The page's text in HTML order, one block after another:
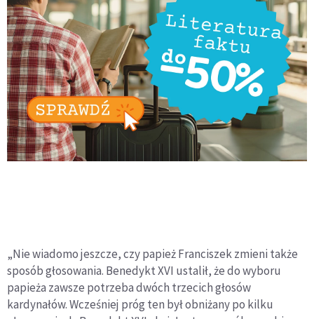
„Nie wiadomo jeszcze, czy papież Franciszek zmieni także
sposób głosowania. Benedykt XVI ustalił, że do wyboru
papieża zawsze potrzeba dwóch trzecich głosów
kardynałów. Wcześniej próg ten był obniżany po kilku